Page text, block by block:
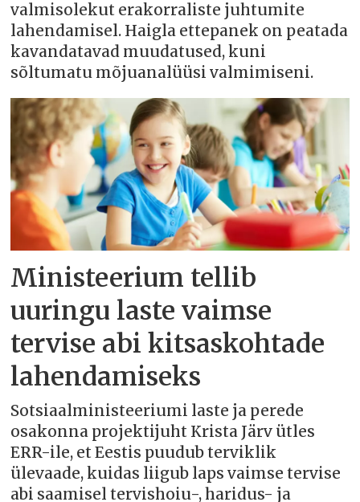
valmisolekut erakorraliste juhtumite
lahendamisel. Haigla ettepanek on peatada
kavandatavad muudatused, kuni
sõltumatu mõjuanalüüsi valmimiseni.
Ministeerium tellib
uuringu laste vaimse
tervise abi kitsaskohtade
lahendamiseks
Sotsiaalministeeriumi laste ja perede
osakonna projektijuht Krista Järv ütles
ERR-ile, et Eestis puudub terviklik
ülevaade, kuidas liigub laps vaimse tervise
abi saamisel tervishoiu-, haridus- ja